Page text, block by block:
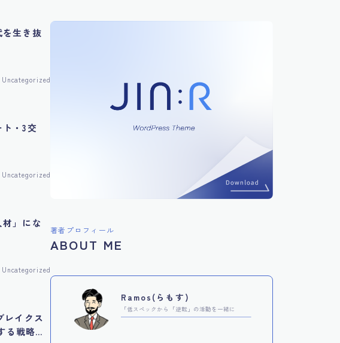
を生き抜
Uncategorized
・3交
Uncategorized
」にな
Uncategorized
レイクス
戦略的
著者プロフィール
ABOUT ME
Ramos(らもす)
「低スペックから「逆転」の活動を一緒に